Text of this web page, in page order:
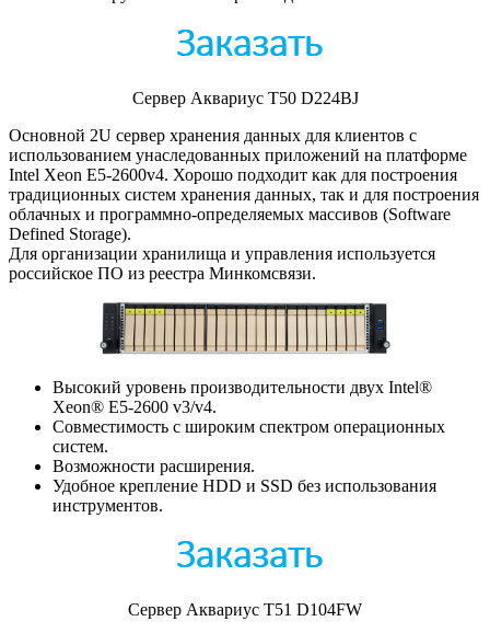
Сервер Аквариус T50 D224BJ
Основной 2U сервер хранения данных для клиентов с
использованием унаследованных приложений на платформе
Intel Xeon E5-2600v4. Хорошо подходит как для построения
традиционных систем хранения данных, так и для построения
облачных и программно-определяемых массивов (Software
Defined Storage).
Для организации хранилища и управления используется
российское ПО из реестра Минкомсвязи.
Высокий уровень производительности двух Intel®
Xeon® E5-2600 v3/v4.
Совместимость с широким спектром операционных
систем.
Возможности расширения.
Удобное крепление HDD и SSD без использования
инструментов.
Сервер Аквариус T51 D104FW